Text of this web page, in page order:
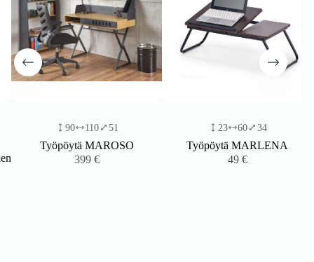
90 110 51
Työpöytä MAROSO
399€
23 60 34
Työpöytä MARLENA
49€